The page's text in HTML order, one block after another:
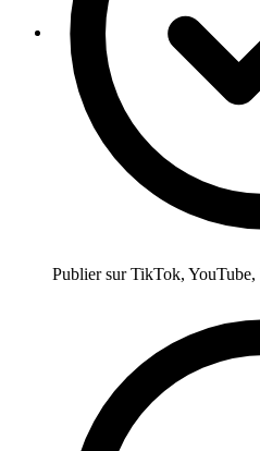
Publier sur TikTok, YouTube,